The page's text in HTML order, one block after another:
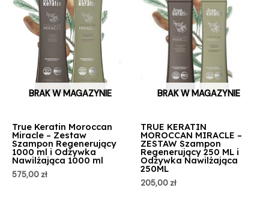
BRAK W MAGAZYNIE
True Keratin Moroccan
Miracle – Zestaw
Szampon Regenerujący
1000 ml i Odżywka
Nawilżająca 1000 ml
575,00 zł
BRAK W MAGAZYNIE
TRUE KERATIN
MOROCCAN MIRACLE –
ZESTAW Szampon
Regenerujący 250 ML i
Odżywka Nawilżająca
250ML
205,00 zł